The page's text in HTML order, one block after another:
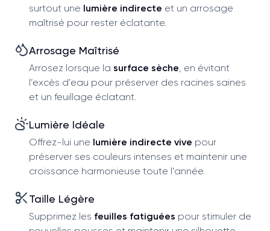
surtout une lumière indirecte et un arrosage
maîtrisé pour rester éclatante.
Arrosage Maîtrisé
Arrosez lorsque la surface sèche , en évitant
l’excès d’eau pour préserver des racines saines
et un feuillage éclatant.
Lumière Idéale
Offrez-lui une lumière indirecte vive pour
préserver ses couleurs intenses et maintenir une
croissance harmonieuse toute l’année.
Taille Légère
Supprimez les feuilles fatiguées pour stimuler de